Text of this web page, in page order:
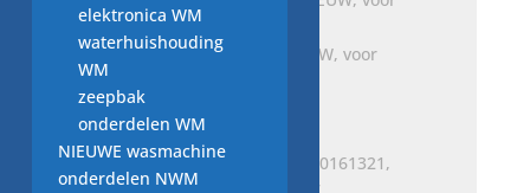
€ 69,00.
Spanrol, A00020919, NIEUW, voor
€38,00
elektronica WM
waterhuishouding
WM
zeepbak
onderdelen WM
NIEUWE wasmachine
onderdelen NWM